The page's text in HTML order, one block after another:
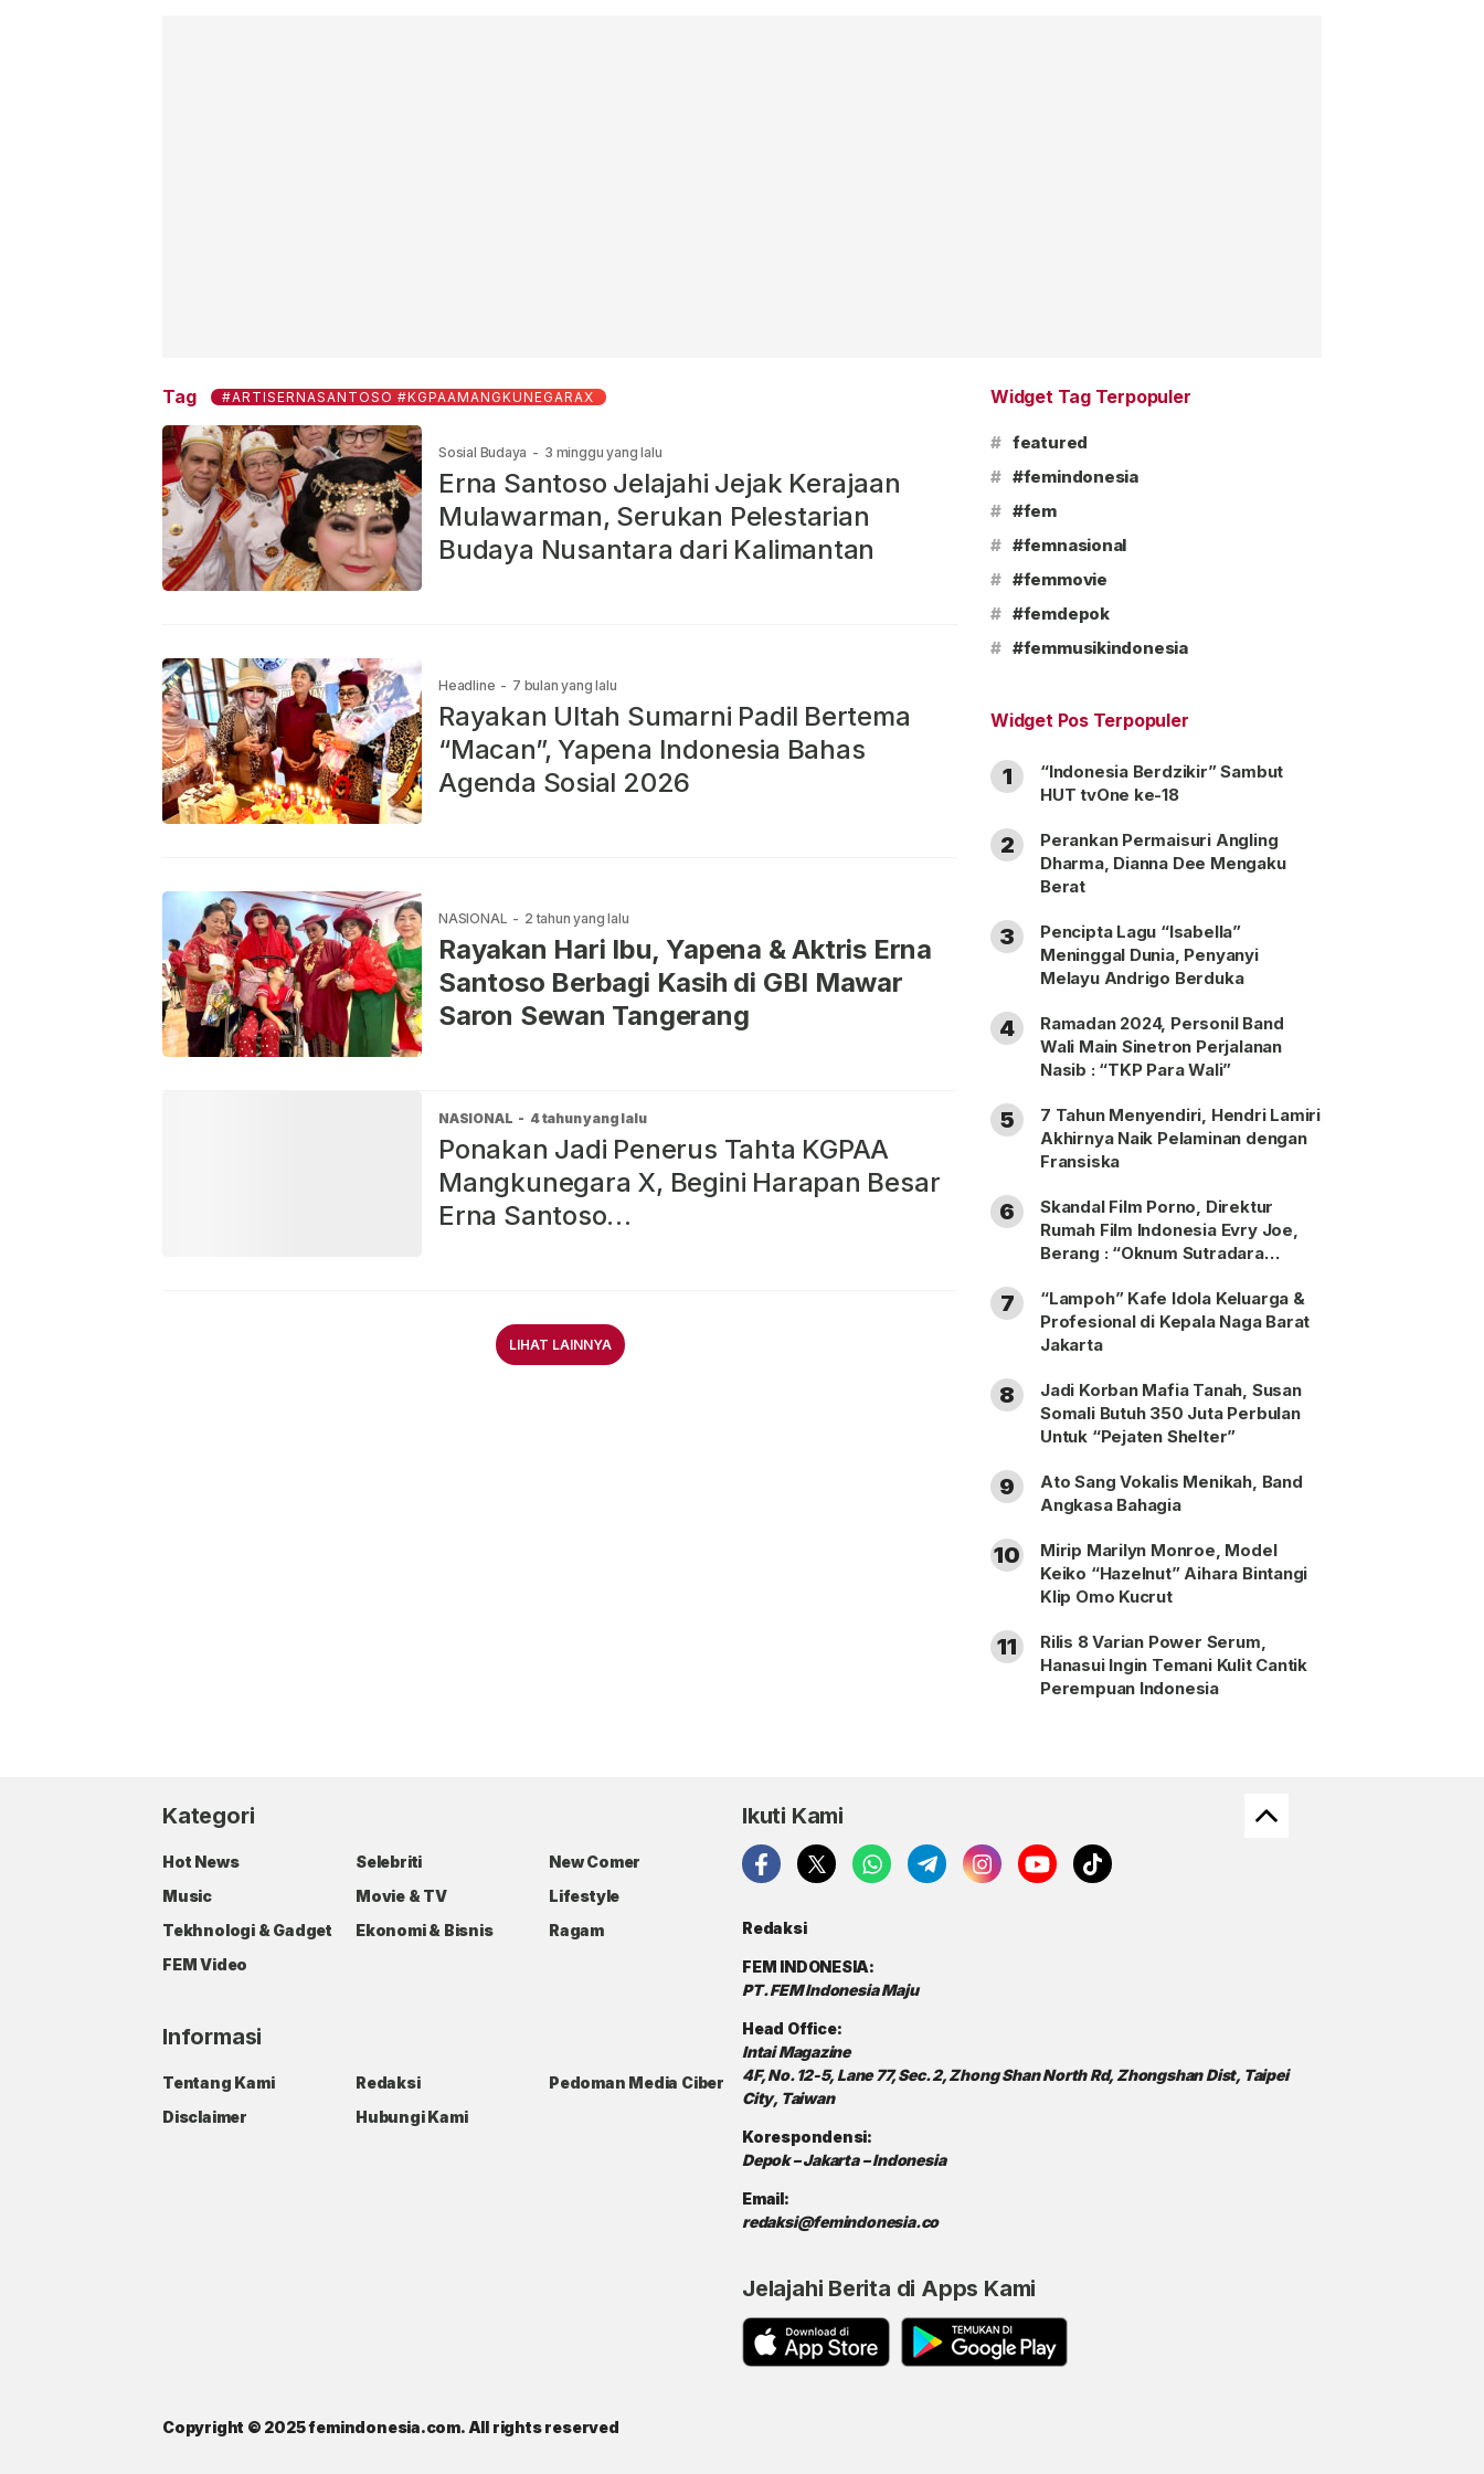
Tag #ARTISERNASANTOSO #KGPAAMANGKUNEGARAX
Sosial Budaya - 3 minggu yang lalu
Erna Santoso Jelajahi Jejak Kerajaan
Mulawarman, Serukan Pelestarian
Budaya Nusantara dari Kalimantan
Headline - 7 bulan yang lalu
Rayakan Ultah Sumarni Padil Bertema
“Macan”, Yapena Indonesia Bahas
Agenda Sosial 2026
NASIONAL - 2 tahun yang lalu
Rayakan Hari Ibu, Yapena & Aktris Erna
Santoso Berbagi Kasih di GBI Mawar
Saron Sewan Tangerang
NASIONAL - 4 tahun yang lalu
Ponakan Jadi Penerus Tahta KGPAA
Mangkunegara X, Begini Harapan Besar
Erna Santoso…
LIHAT LAINNYA
Widget Tag Terpopuler
# featured
# #femindonesia
# #fem
# #femnasional
# #femmovie
# #femdepok
# #femmusikindonesia
Widget Pos Terpopuler
1
“Indonesia Berdzikir” Sambut
HUT tvOne ke-18
2
Perankan Permaisuri Angling
Dharma, Dianna Dee Mengaku
Berat
3
Pencipta Lagu “Isabella”
Meninggal Dunia, Penyanyi
Melayu Andrigo Berduka
4
Ramadan 2024, Personil Band
Wali Main Sinetron Perjalanan
Nasib : “TKP Para Wali”
5
7 Tahun Menyendiri, Hendri Lamiri
Akhirnya Naik Pelaminan dengan
Fransiska
6
Skandal Film Porno, Direktur
Rumah Film Indonesia Evry Joe,
Berang : “Oknum Sutradara
7
“Lampoh” Kafe Idola Keluarga &
Profesional di Kepala Naga Barat
Jakarta
8
Jadi Korban Mafia Tanah, Susan
Somali Butuh 350 Juta Perbulan
Untuk “Pejaten Shelter”
9
Ato Sang Vokalis Menikah, Band
Angkasa Bahagia
10
Mirip Marilyn Monroe, Model
Keiko “Hazelnut” Aihara Bintangi
Klip Omo Kucrut
11
Rilis 8 Varian Power Serum,
Hanasui Ingin Temani Kulit Cantik
Perempuan Indonesia
Kategori
Hot News Selebriti
New Comer
Music
Movie & TV
Lifestyle
Tekhnologi & Gadget
Ekonomi & Bisnis
Ragam
FEM Video
Informasi
Tentang Kami Redaksi
Pedoman Media Ciber
Disclaimer
Hubungi Kami
Ikuti Kami
Redaksi
FEM INDONESIA:
PT. FEM Indonesia Maju
Head Office:
Intai Magazine
4F, No. 12-5, Lane 77, Sec. 2, Zhong Shan North Rd, Zhongshan Dist, Taipei
City, Taiwan
Korespondensi:
Depok – Jakarta – Indonesia
Email:
redaksi@femindonesia.co
Jelajahi Berita di Apps Kami
Copyright © 2025 femindonesia.com. All rights reserved